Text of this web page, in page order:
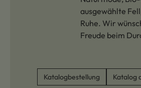
ausgewählte
Ruhe. Wir
Freude beim
Katalogbestellung Katalog